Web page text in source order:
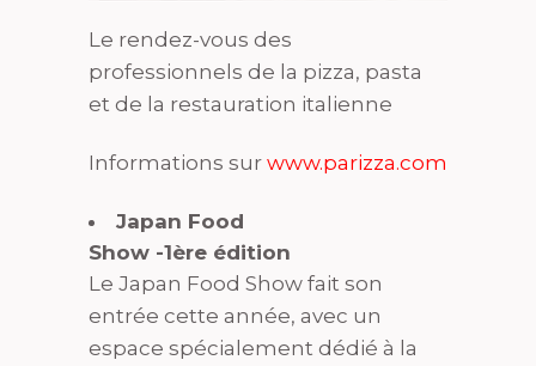
Le rendez-vous des
professionnels de la pizza, pasta
et de la restauration italienne
Informations sur www.parizza.com
Japan Food
Show -1ère édition
Le Japan Food Show fait son
entrée cette année, avec un
espace spécialement dédié à la